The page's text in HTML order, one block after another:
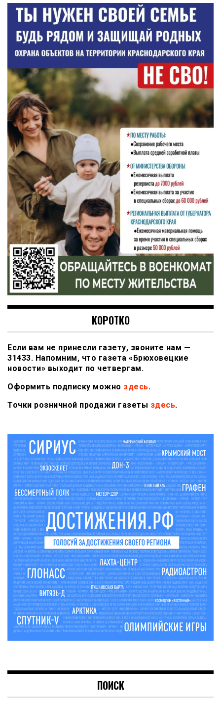
КОРОТКО
Если вам не принесли газету, звоните нам —
31433. Напомним, что газета «Брюховецкие
новости» выходит по четвергам.
Оформить подписку можно здесь.
Точки розничной продажи газеты здесь.
ПОИСК